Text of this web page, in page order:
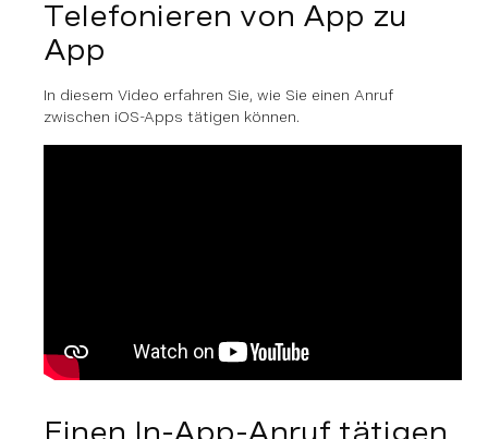
Telefonieren von App zu
App
In diesem Video erfahren Sie, wie Sie einen Anruf
zwischen iOS-Apps tätigen können.